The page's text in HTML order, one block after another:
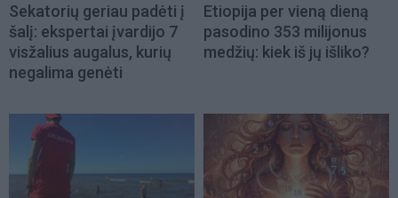
Sekatorių geriau padėti į
šalį: ekspertai įvardijo 7
visžalius augalus, kurių
negalima genėti
Etiopija per vieną dieną
pasodino 353 milijonus
medžių: kiek iš jų išliko?